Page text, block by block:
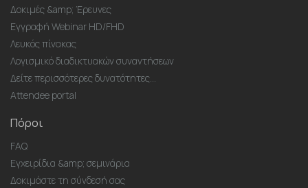
Δοκιμές &amp; Έρευνες
Εγγραφή Webinar HD/FHD
Λευκός πίνακας
Λογισμικό διαδικτυακών συναντήσεων
Δείτε περισσότερες δυνατότητες...
Attendee portal
Πόροι
FAQ
Εγχειρίδια &amp; σεμινάρια
Δοκιμάστε τη σύνδεσή σας